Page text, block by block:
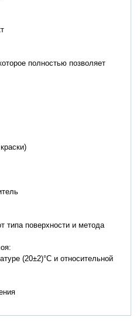
полностью позволяет
типа поверхности и метода
(20±2)°С и относительной